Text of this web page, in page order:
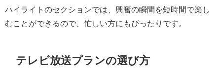
ハイライトのセクションでは、興奮の瞬間を短時間で楽し
むことができるので、忙しい方にもぴったりです。
テレビ放送プランの選び方